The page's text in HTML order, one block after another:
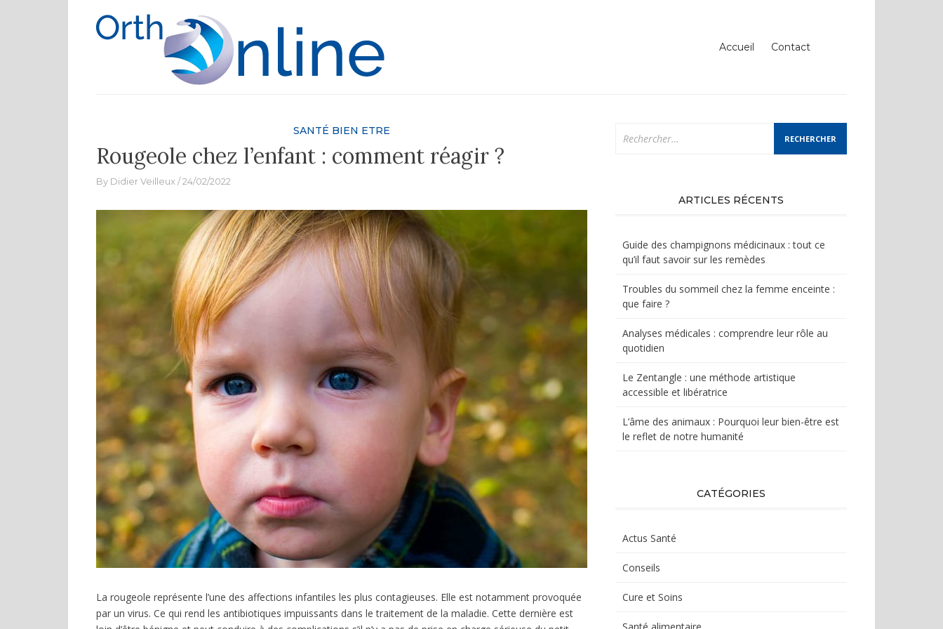
Skip
Accueil Contact
SANTÉ BIEN ETRE
Rougeole chez l’enfant : comment réagir ?
By Didier Veilleux 24/02/2022
La rougeole représente l’une des affections infantiles les plus contagieuses. Elle est notamment provoquée
par un virus. Ce qui rend les antibiotiques impuissants dans le traitement de la maladie. Cette dernière est
ARTICLES RÉCENTS
Guide des champignons médicinaux : tout ce
qu’il faut savoir sur les remèdes
Troubles du sommeil chez la femme enceinte :
que faire ?
Analyses médicales : comprendre leur rôle au
quotidien
Le Zentangle : une méthode artistique
accessible et libératrice
L’âme des animaux : Pourquoi leur bien-être est
le reflet de notre humanité
CATÉGORIES
Actus Santé
Conseils
Cure et Soins